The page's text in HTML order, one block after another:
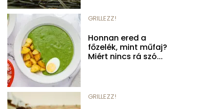
GRILLEZZ!
Honnan ered a
főzelék, mint műfaj?
Miért nincs rá szó...
GRILLEZZ!